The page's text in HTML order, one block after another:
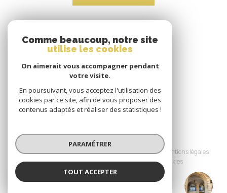
JACQUES LAVEINE IMMOBILIER METZ
ADHÉRENTS
Nous adhérons
Nos honoraires
Nos partenaires
Mentions légales
Admin
Politique RGPD Cookies
Réalisé par :
Comme beaucoup, notre site
utilise les cookies
On aimerait vous accompagner pendant
votre visite.
En poursuivant, vous acceptez l'utilisation des
cookies par ce site, afin de vous proposer des
contenus adaptés et réaliser des statistiques !
PARAMÉTRER
TOUT ACCEPTER